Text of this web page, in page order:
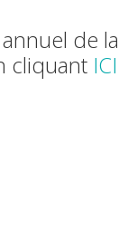
de
cliquant ICI